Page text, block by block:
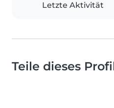
Letzte Aktivität
Teile dieses